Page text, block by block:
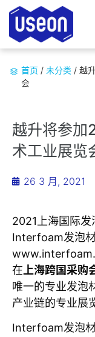
首页 / 未分类 / 越
会
越升将参加
术工业展览
26 3 月, 2021
2021上海国际发
Interfoam发泡材
在上海跨国采购
唯一的专业发泡
产业链的专业展
Interfoam发泡